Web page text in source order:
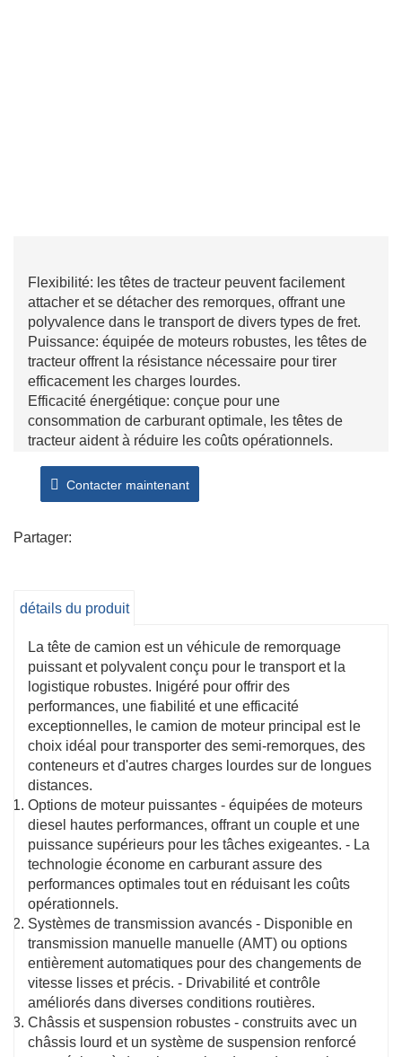
Flexibilité: les têtes de tracteur peuvent facilement
attacher et se détacher des remorques, offrant une
polyvalence dans le transport de divers types de fret.
Puissance: équipée de moteurs robustes, les têtes de
tracteur offrent la résistance nécessaire pour tirer
efficacement les charges lourdes.
Efficacité énergétique: conçue pour une
consommation de carburant optimale, les têtes de
tracteur aident à réduire les coûts opérationnels.
de suspension, les têtes de tracteur peuvent naviguer
dans des espaces restreints avec facilité.
souvent équipées de technologies de sécurité
la route.
Confort du conducteur: de nombreux camions de
tracteurs présentent des cabines spacieuses et
confortables, garantissant une expérience agréable
pour les conducteurs pendant les voyages long-
courriers.
Contacter maintenant
Partager:
détails du produit
La tête de camion est un véhicule de remorquage
puissant et polyvalent conçu pour le transport et la
logistique robustes. Inigéré pour offrir des
performances, une fiabilité et une efficacité
exceptionnelles, le camion de moteur principal est le
choix idéal pour transporter des semi-remorques, des
conteneurs et d'autres charges lourdes sur de longues
distances.
Options de moteur puissantes - équipées de moteurs
diesel hautes performances, offrant un couple et une
puissance supérieurs pour les tâches exigeantes. - La
technologie économe en carburant assure des
performances optimales tout en réduisant les coûts
opérationnels.
Systèmes de transmission avancés - Disponible en
transmission manuelle manuelle (AMT) ou options
entièrement automatiques pour des changements de
vitesse lisses et précis. - Drivabilité et contrôle
améliorés dans diverses conditions routières.
Châssis et suspension robustes - construits avec un
châssis lourd et un système de suspension renforcé